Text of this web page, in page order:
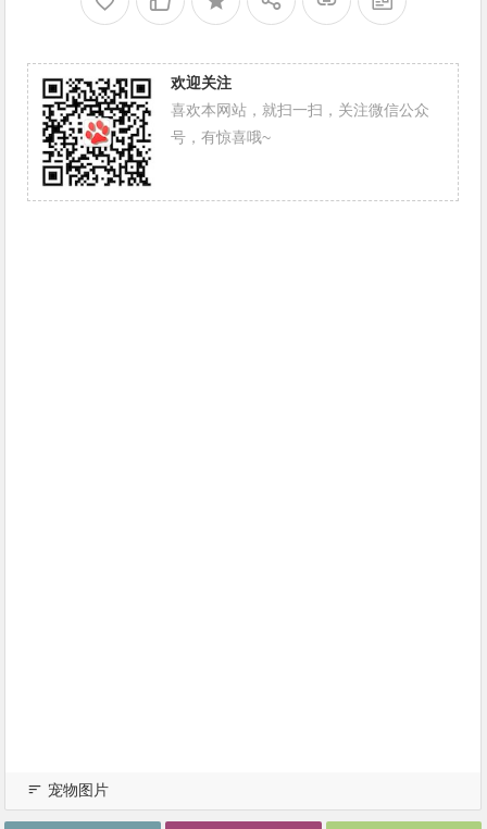
欢迎关注
喜欢本网站，就扫一扫，关注微信公众
号，有惊喜哦~
宠物图片